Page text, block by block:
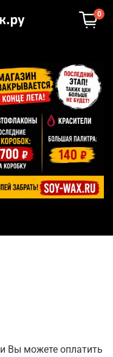
0
Вы можете оплатить